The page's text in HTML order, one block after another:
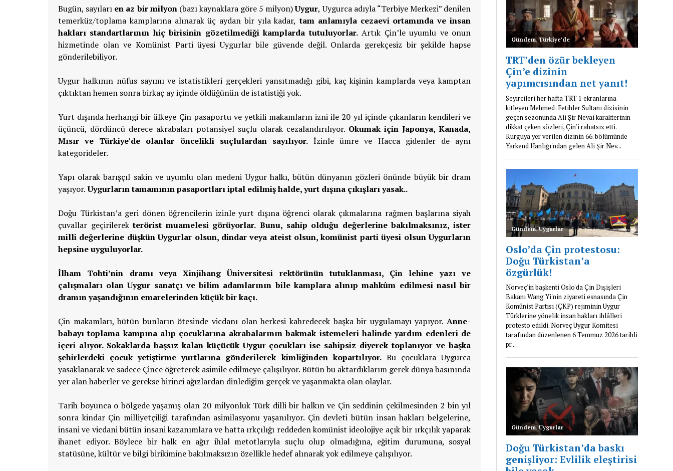
Bugün, sayıları en az bir milyon(bazı kaynaklara göre 5 milyon)Uygur, Uygurca adıyla “Terbiye Merkezi” denilen
temerküz/toplama kamplarına alınarak üç aydan bir yıla kadar, tam anlamıyla cezaevi ortamında ve insan
hakları standartlarının hiç birisinin gözetilmediği kamplarda tutuluyorlar.Artık Çin’le uyumlu ve onun
hizmetinde olan ve Komünist Parti üyesi Uygurlar bile güvende değil. Onlarda gerekçesiz bir şekilde hapse
gönderilebiliyor.
Uygur halkının nüfus sayımı ve istatistikleri gerçekleri yansıtmadığı gibi, kaç kişinin kamplarda veya kamptan
çıktıktan hemen sonra birkaç ay içinde öldüğünün de istatistiği yok.
Yurt dışında herhangi bir ülkeye Çin pasaportu ve yetkili makamların izni ile 20 yıl içinde çıkanların kendileri ve
üçüncü, dördüncü derece akrabaları potansiyel suçlu olarak cezalandırılıyor. Okumak için Japonya, Kanada,
Mısır ve Türkiye’de olanlar öncelikli suçlulardan sayılıyor.İzinle ümre ve Hacca gidenler de aynı
kategorideler.
Yapı olarak barışçıl sakin ve uyumlu olan medeni Uygur halkı, bütün dünyanın gözleri önünde büyük bir dram
yaşıyor.Uygurların tamamının pasaportları iptal edilmiş halde, yurt dışına çıkışları yasak..
Doğu Türkistan’a geri dönen öğrencilerin izinle yurt dışına öğrenci olarak çıkmalarına rağmen başlarına siyah
çuvallar geçirilerekterörist muamelesi görüyorlar. Bunu, sahip olduğu değerlerine bakılmaksınız, ister
milli değerlerine düşkün Uygurlar olsun, dindar veya ateist olsun, komünist parti üyesi olsun Uygurların
hepsine uyguluyorlar.
İlham Tohti’nin dramı veya Xinjihang Üniversitesi rektörünün tutuklanması, Çin lehine yazı ve
çalışmaları olan Uygur sanatçı ve bilim adamlarının bile kamplara alınıp mahkûm edilmesi nasıl bir
dramın yaşandığının emarelerinden küçük bir kaçı.
Çin makamları, bütün bunların ötesinde vicdanı olan herkesi kahredecek başka bir uygulamayı yapıyor. Anne-
babayı toplama kampına alıp çocuklarına akrabalarının bakmak istemeleri halinde yardım edenleri de
içeri alıyor. Sokaklarda başsız kalan küçücük Uygur çocukları ise sahipsiz diyerek toplanıyor ve başka
şehirlerdeki çocuk yetiştirme yurtlarına gönderilerek kimliğinden kopartılıyor.Bu çocuklara Uygurca
yasaklanarak ve sadece Çince öğreterek asimile edilmeye çalışılıyor. Bütün bu aktardıklarım gerek dünya basınında
yer alan haberler ve gerekse birinci ağızlardan dinlediğim gerçek ve yaşanmakta olan olaylar.
Tarih boyunca o bölgede yaşamış olan 20 milyonluk Türk dilli bir halkın ve Çin seddinin çekilmesinden 2 bin yıl
sonra kindar Çin milliyetçiliği tarafından asimilasyonu yaşanılıyor. Çin devleti bütün insan hakları belgelerine,
insani ve vicdani bütün insani kazanımlara ve hatta ırkçılığı reddeden komünist ideolojiye açık bir ırkçılık yaparak
ihanet ediyor. Böylece bir halk en ağır ihlal metotlarıyla suçlu olup olmadığına, eğitim durumuna, sosyal
statüsüne, kültür ve bilgi birikimine bakılmaksızın özellikle hedef alınarak yok edilmeye çalışılıyor.